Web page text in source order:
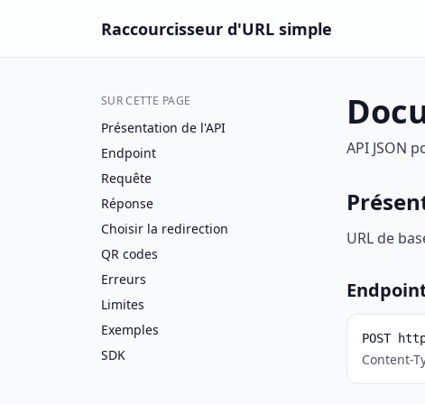
Raccourcisseur d'URL simple
SUR CETTE PAGE
Présentation de l'API
Endpoint
Requête
Réponse
Choisir la redirection
QR codes
Erreurs
Limites
Exemples
SDK
API JSON
URL de
POST
Content-